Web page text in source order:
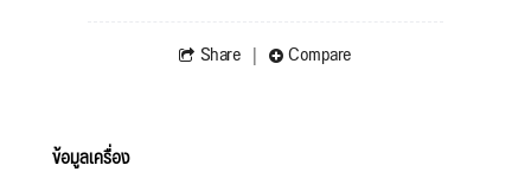
Share Compare
ข้อมูลเครื่อง